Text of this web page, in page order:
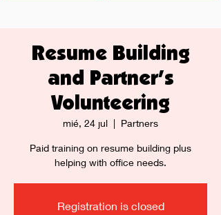
Resume Building
and Partner's
Volunteering
mié, 24 jul
  |
Partners
Paid training on resume building plus
helping with office needs.
Registration is closed